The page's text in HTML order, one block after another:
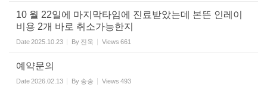
10 월 22일에 마지막타임에 진료받았는데 본뜬 인레이
비용 2개 바로 취소가능한지
Date2025.10.23 By 진욱 Views 661
예약문의
Date2026.02.13 By 송송 Views 493